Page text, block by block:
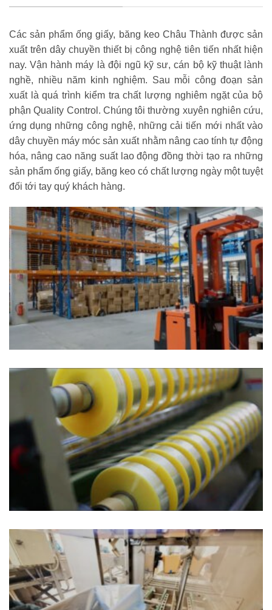
Các sản phẩm ống giấy, băng keo Châu Thành được sản
xuất trên dây chuyền thiết bị công nghệ tiên tiến nhất hiện
nay. Vận hành máy là đội ngũ kỹ sư, cán bộ kỹ thuật lành
nghề, nhiều năm kinh nghiệm. Sau mỗi công đoạn sản
xuất là quá trình kiểm tra chất lượng nghiêm ngặt của bộ
phận Quality Control. Chúng tôi thường xuyên nghiên cứu,
ứng dụng những công nghệ, những cải tiến mới nhất vào
dây chuyền máy móc sản xuất nhằm nâng cao tính tự động
hóa, nâng cao năng suất lao động đồng thời tạo ra những
sản phẩm ống giấy, băng keo có chất lượng ngày một tuyệt
đối tới tay quý khách hàng.